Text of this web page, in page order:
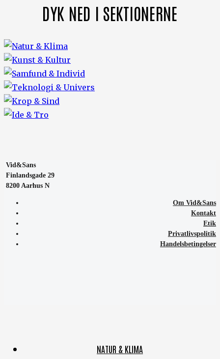
DYK NED I SEKTIONERNE
Vid&Sans
Finlandsgade 29
8200 Aarhus N
Om Vid&Sans
Kontakt
Etik
Privatlivspolitik
Handelsbetingelser
NATUR & KLIMA